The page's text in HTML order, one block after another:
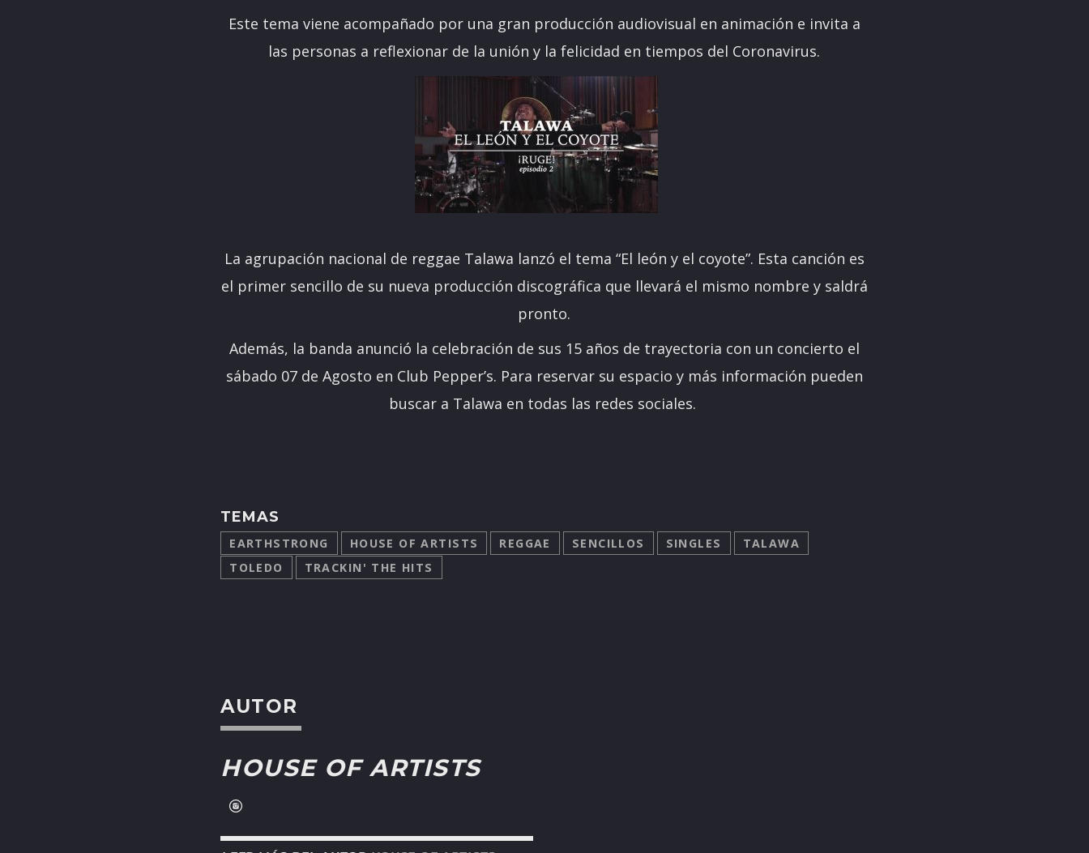
Este tema viene acompañado por una gran producción audiovisual en animación e invita a
las personas a reflexionar de la unión y la felicidad en tiempos del Coronavirus.
La agrupación nacional de reggae Talawa lanzó el tema “El león y el coyote”. Esta canción es
el primer sencillo de su nueva producción discográfica que llevará el mismo nombre y saldrá
pronto.
Además, la banda anunció la celebración de sus 15 años de trayectoria con un concierto el
sábado 07 de Agosto en Club Pepper’s. Para reservar su espacio y más información pueden
buscar a Talawa en todas las redes sociales.
TEMAS
EARTHSTRONG HOUSE OF ARTISTS REGGAE SENCILLOS SINGLES
TALAWA
TOLEDO
TRACKIN' THE HITS
AUTOR
HOUSE OF ARTISTS